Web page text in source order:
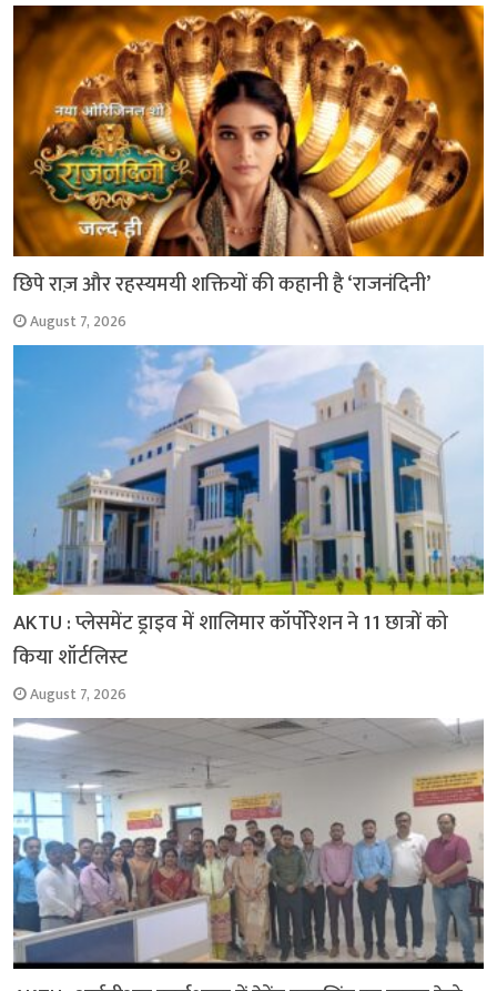
k
p
m
k
छिपे राज़ और रहस्यमयी शक्तियों की कहानी है ‘राजनंदिनी’
August 7, 2026
AKTU : प्लेसमेंट ड्राइव में शालिमार कॉर्पोरेशन ने 11 छात्रों को
किया शॉर्टलिस्ट
August 7, 2026